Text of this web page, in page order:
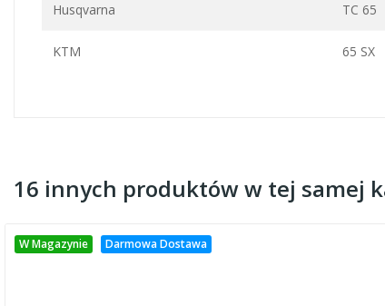
Husqvarna TC 65
KTM 65 SX
16 innych produktów w tej samej
W Magazynie Darmowa Dostawa